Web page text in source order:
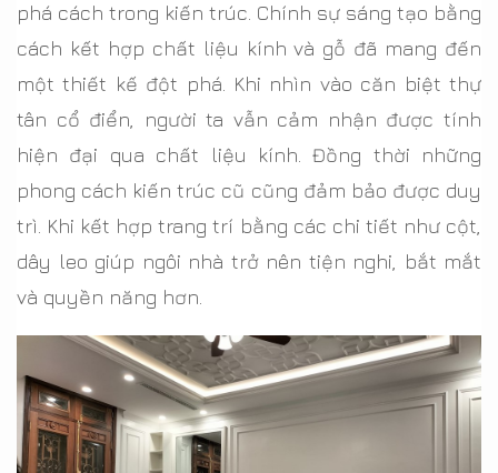
phá cách trong kiến trúc. Chính sự sáng tạo bằng
cách kết hợp chất liệu kính và gỗ đã mang đến
một thiết kế đột phá. Khi nhìn vào căn biệt thự
tân cổ điển, người ta vẫn cảm nhận được tính
hiện đại qua chất liệu kính. Đồng thời những
phong cách kiến trúc cũ cũng đảm bảo được duy
trì. Khi kết hợp trang trí bằng các chi tiết như cột,
dây leo giúp ngôi nhà trở nên tiện nghi, bắt mắt
và quyền năng hơn.